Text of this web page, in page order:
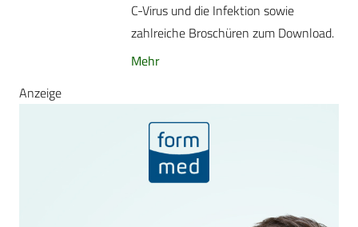
C-Virus und die Infektion sowie
zahlreiche Broschüren zum Download.
Mehr
Anzeige